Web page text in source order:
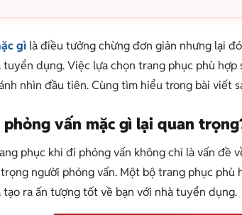
gì là điều tưởng chừng đơn giản nhưng lại
dụng. Việc lựa chọn trang phục phù
nhìn đầu tiên. Cùng tìm hiểu trong bài viết
phỏng vấn mặc gì lại quan
phục khi đi phỏng vấn không chỉ là vấn đề
người phỏng vấn. Một bộ trang phục
ra ấn tượng tốt về bạn với nhà tuyển dụng.